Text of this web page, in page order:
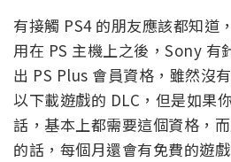
有接觸 PS4 的朋友應該都知道
用在 PS 主機上之後，Sony 有
出 PS Plus 會員資格，雖然沒
以下載遊戲的 DLC，但是如果
話，基本上都需要這個資格，
的話，每個月還會有免費的遊